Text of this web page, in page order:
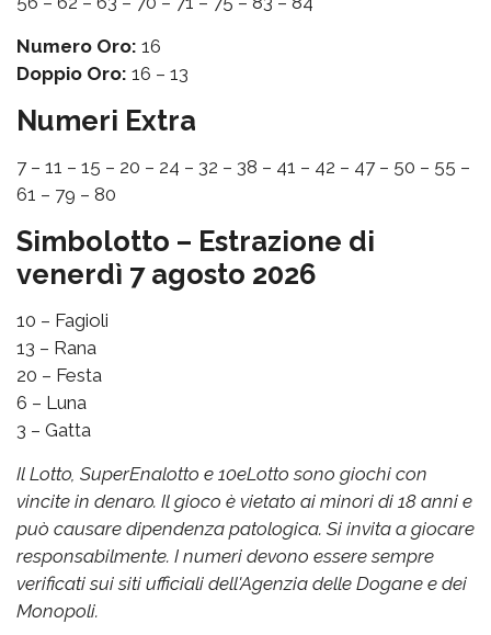
Numero Oro: 16
Doppio Oro: 16 – 13
Numeri Extra
7 – 11 – 15 – 20 – 24 – 32 – 38 – 41 – 42 – 47 – 50 – 55 –
61 – 79 – 80
Simbolotto – Estrazione di
venerdì 7 agosto 2026
10 – Fagioli
13 – Rana
20 – Festa
6 – Luna
3 – Gatta
Il Lotto, SuperEnalotto e 10eLotto sono giochi con
vincite in denaro. Il gioco è vietato ai minori di 18 anni e
può causare dipendenza patologica. Si invita a giocare
responsabilmente. I numeri devono essere sempre
verificati sui siti ufficiali dell'Agenzia delle Dogane e dei
Monopoli.